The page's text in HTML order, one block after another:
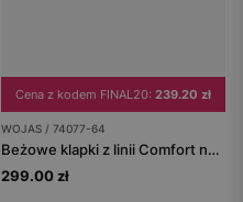
Cena z kodem FINAL20: 239.20 zł
WOJAS / 74077-64
Beżowe klapki z linii Comfort na korkowej podeszwie
299.00 zł